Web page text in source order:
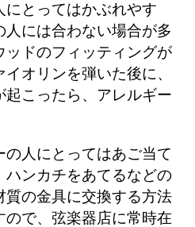
にとってはかぶれやす
人には合わない場合が多
ッドのフィッティングが
オリンを弾いた後に、
こったら、アレルギー
の人にとってはあご当て
ハンカチをあてるなどの
質の金具に交換する方法
ので、弦楽器店に常時在